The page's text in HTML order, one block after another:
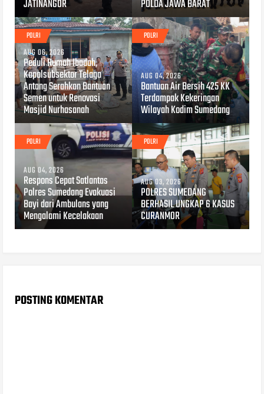
JATINANGOR POLDA JAWA BARAT
POLRI
AUG 06, 2026
Peduli Rumah Ibadah,
Kapolsubsektor Telaga
Antang Serahkan Bantuan
Semen untuk Renovasi
Masjid Nurhasanah
POLRI
AUG 04, 2026
Bantuan Air Bersih 425 KK
Terdampak Kekeringan
Wilayah Kodim Sumedang
POLRI
AUG 04, 2026
Respons Cepat Satlantas
Polres Sumedang Evakuasi
Bayi dari Ambulans yang
Mengalami Kecelakaan
POLRI
AUG 03, 2026
POLRES SUMEDANG
BERHASIL UNGKAP 6 KASUS
CURANMOR
POSTING KOMENTAR